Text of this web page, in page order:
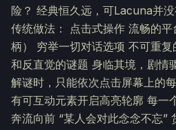
险？ 经典恒久远，可Lacuna并
传统做法： 点击式操作 流畅的
柄） 穷举一切对话选项 不可重
和反直觉的谜题 身临其境，剧情
解谜时，只能依次点击屏幕上的
有可互动元素开启高亮轮廓 每一
奔流向前 “某人会对此念念不忘”